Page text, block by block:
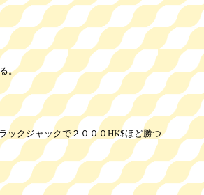
。
ジャックで２０００HK$ほど勝つ